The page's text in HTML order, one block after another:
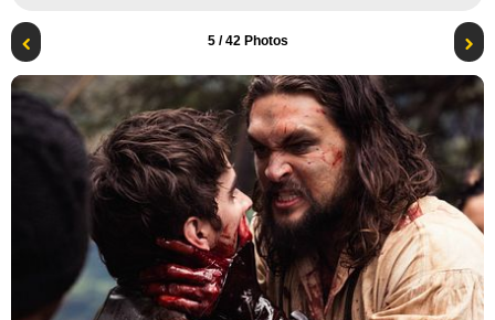
5/ 42 Photos